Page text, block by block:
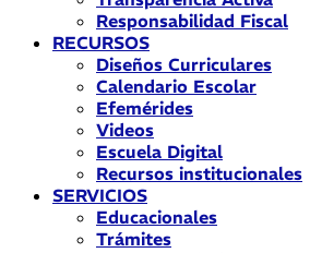
Responsabilidad Fiscal
RECURSOS
Diseños Curriculares
Calendario Escolar
Efemérides
Videos
Escuela Digital
Recursos institucionales
SERVICIOS
Educacionales
Trámites